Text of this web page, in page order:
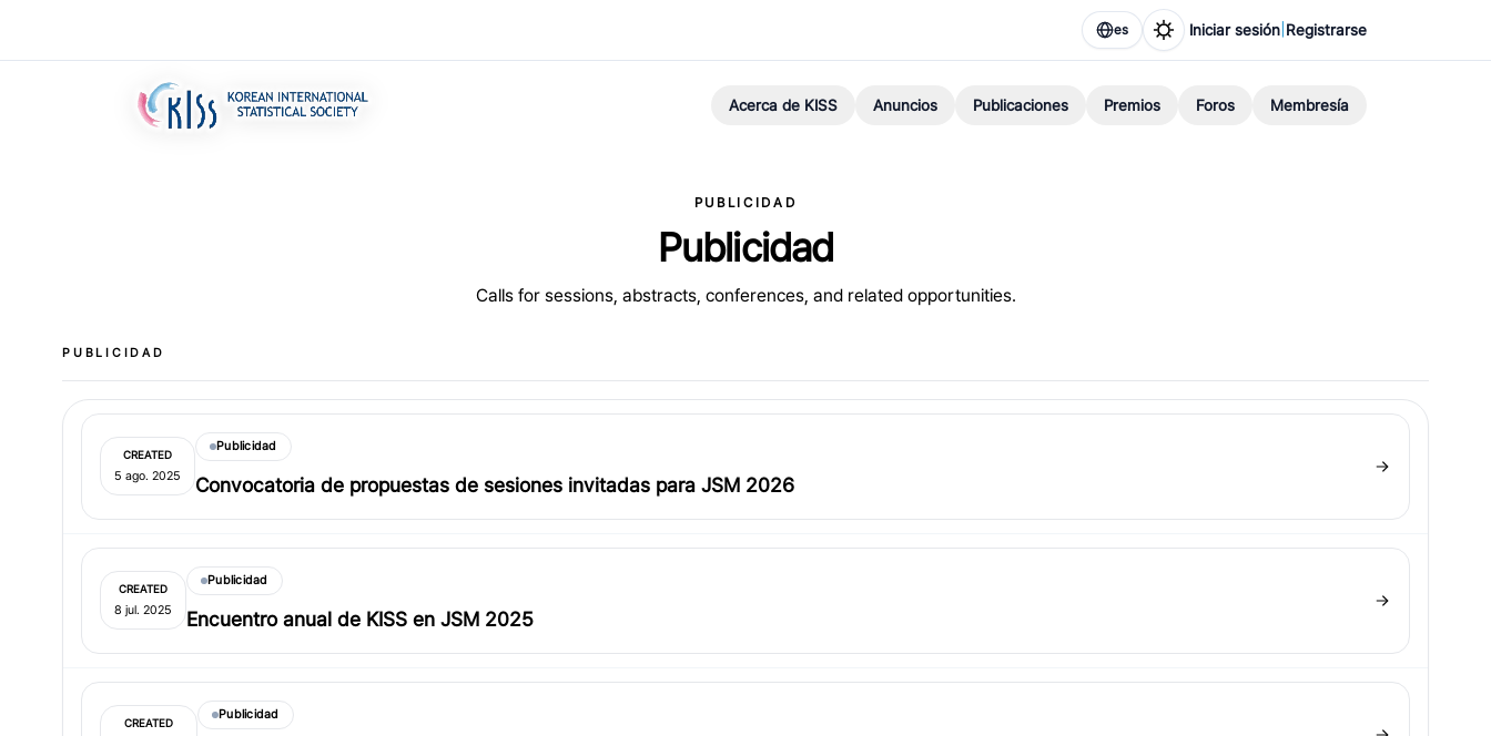
es Iniciar sesión Registrarse
Acerca de KISS Anuncios Publicaciones Premios Foros Membresía
PUBLICIDAD
Publicidad
Calls for sessions, abstracts, conferences, and related opportunities.
PUBLICIDAD
CREATED
5 ago. 2025
Publicidad
Convocatoria de propuestas de sesiones invitadas para JSM 2026
CREATED
8 jul. 2025
Publicidad
Encuentro anual de KISS en JSM 2025
CREATED
Publicidad